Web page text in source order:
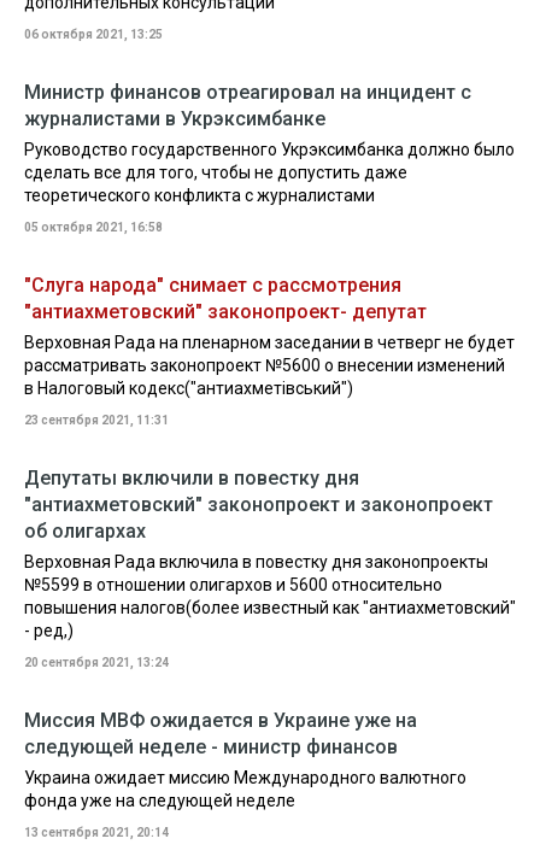
06 октября 2021, 13:25
Министр финансов отреагировал на инцидент с
журналистами в Укрэксимбанке
Руководство государственного Укрэксимбанка должно было
сделать все для того, чтобы не допустить даже
теоретического конфликта с журналистами
05 октября 2021, 16:58
"Слуга народа" снимает с рассмотрения
"антиахметовский" законопроект- депутат
Верховная Рада на пленарном заседании в четверг не будет
рассматривать законопроект №5600 о внесении изменений
в Налоговый кодекс("антиахметівський")
23 сентября 2021, 11:31
Депутаты включили в повестку дня
"антиахметовский" законопроект и законопроект
об олигархах
Верховная Рада включила в повестку дня законопроекты
№5599 в отношении олигархов и 5600 относительно
повышения налогов(более известный как "антиахметовский"
- ред,)
20 сентября 2021, 13:24
Миссия МВФ ожидается в Украине уже на
следующей неделе - министр финансов
Украина ожидает миссию Международного валютного
фонда уже на следующей неделе
13 сентября 2021, 20:14